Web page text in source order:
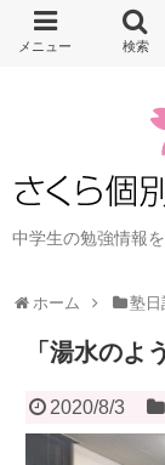
中学生の勉強情報
ホーム 塾日
「湯水のよ
2020/8/3